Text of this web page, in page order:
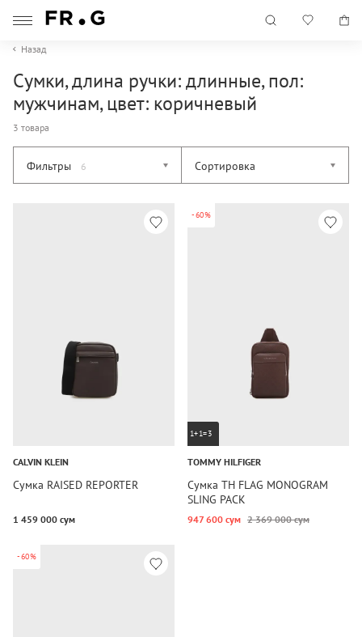
Назад
Сумки, длина ручки: длинные, пол:
мужчинам, цвет: коричневый
3 товара
Фильтры 6 Сортировка
CALVIN KLEIN
Сумка RAISED REPORTER
1 459 000 сум
-60%
1+1=3
TOMMY HILFIGER
Сумка TH FLAG MONOGRAM
SLING PACK
947 600 сум 2 369 000 сум
-60%